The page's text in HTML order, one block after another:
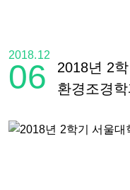
2018.12
06
2018년 2
환경조경